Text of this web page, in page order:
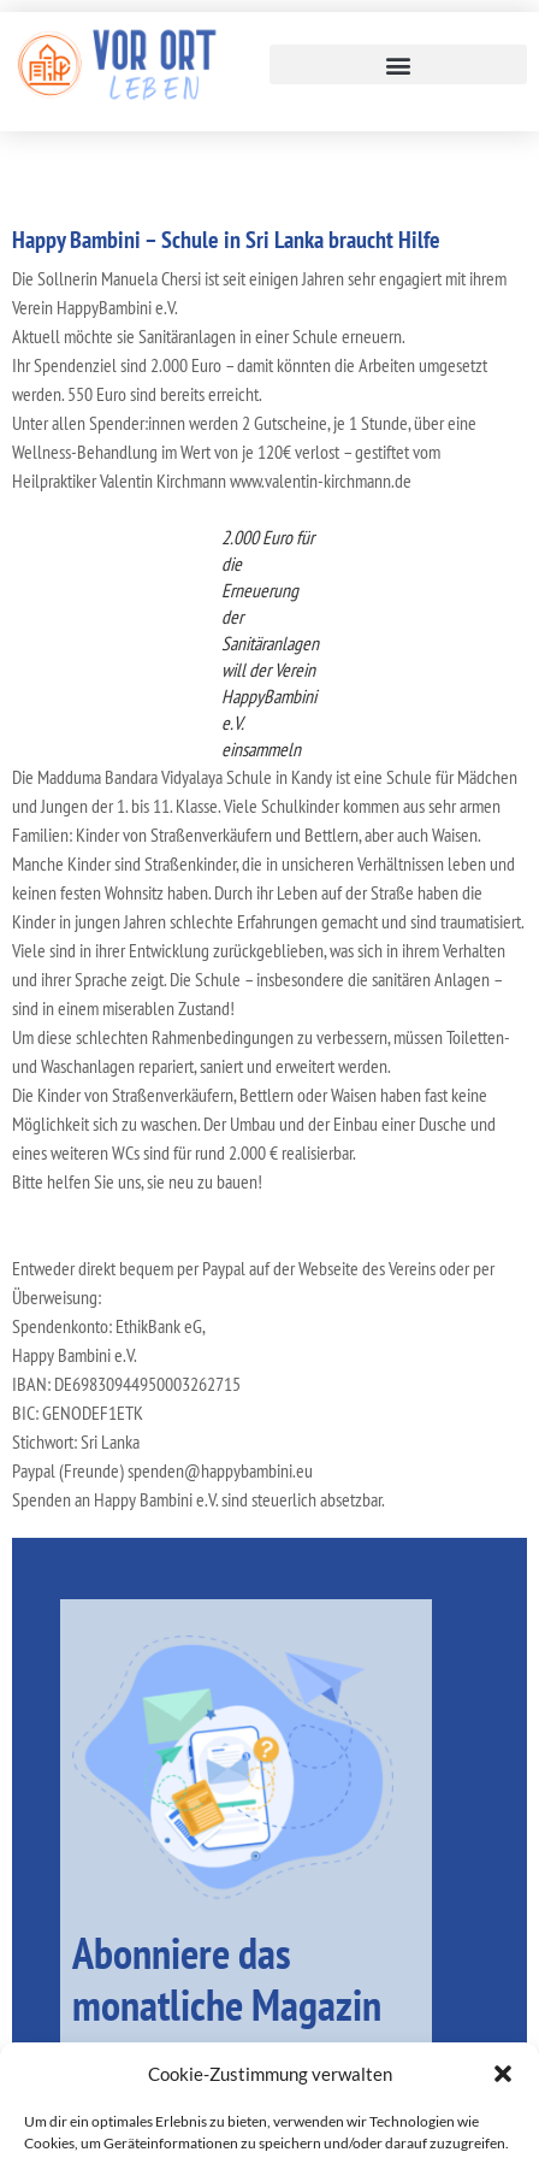
Cookie-Zustimmung verwalten
Um dir ein optimales Erlebnis zu bieten, verwenden wir Technologien wie
Cookies, um Geräteinformationen zu speichern und/oder darauf zuzugreifen.
Happy Bambini – Schule in Sri Lanka braucht Hilfe
Die Sollnerin Manuela Chersi ist seit einigen Jahren sehr engagiert mit ihrem
Verein HappyBambini e.V.
Aktuell möchte sie Sanitäranlagen in einer Schule erneuern.
Ihr Spendenziel sind 2.000 Euro – damit könnten die Arbeiten umgesetzt
werden. 550 Euro sind bereits erreicht.
Unter allen Spender:innen werden 2 Gutscheine, je 1 Stunde, über eine
Wellness-Behandlung im Wert von je 120€ verlost – gestiftet vom
Heilpraktiker Valentin Kirchmann www.valentin-kirchmann.de
2.000 Euro für
die
Erneuerung
der
Sanitäranlagen
will der Verein
HappyBambini
e.V.
einsammeln
Die Madduma Bandara Vidyalaya Schule in Kandy ist eine Schule für Mädchen
und Jungen der 1. bis 11. Klasse. Viele Schulkinder kommen aus sehr armen
Familien: Kinder von Straßenverkäufern und Bettlern, aber auch Waisen.
Manche Kinder sind Straßenkinder, die in unsicheren Verhältnissen leben und
keinen festen Wohnsitz haben. Durch ihr Leben auf der Straße haben die
Kinder in jungen Jahren schlechte Erfahrungen gemacht und sind traumatisiert.
Viele sind in ihrer Entwicklung zurückgeblieben, was sich in ihrem Verhalten
und ihrer Sprache zeigt. Die Schule – insbesondere die sanitären Anlagen –
sind in einem miserablen Zustand!
Um diese schlechten Rahmenbedingungen zu verbessern, müssen Toiletten-
und Waschanlagen repariert, saniert und erweitert werden.
Die Kinder von Straßenverkäufern, Bettlern oder Waisen haben fast keine
Möglichkeit sich zu waschen. Der Umbau und der Einbau einer Dusche und
eines weiteren WCs sind für rund 2.000 € realisierbar.
Bitte helfen Sie uns, sie neu zu bauen!
Entweder direkt bequem per Paypal auf der Webseite des Vereins oder per
Überweisung:
Spendenkonto: EthikBank eG,
Happy Bambini e.V.
IBAN: DE69830944950003262715
BIC: GENODEF1ETK
Stichwort: Sri Lanka
Paypal (Freunde) spenden@happybambini.eu
Spenden an Happy Bambini e.V. sind steuerlich absetzbar.
Abonniere das
monatliche Magazin